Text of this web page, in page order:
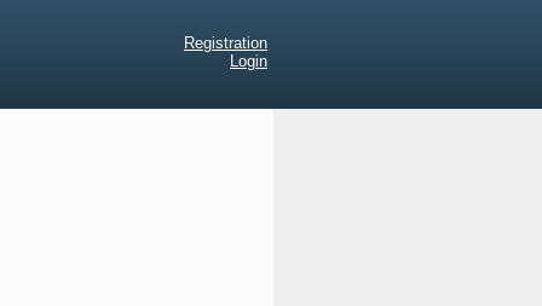
Registration
Login